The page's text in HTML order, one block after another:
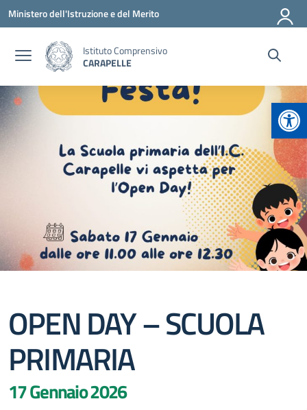
Vai ai contenuti
Vai al menu di navigazione
Vai al footer
Ministero dell'Istruzione e del Merito
Istituto Comprensivo
CARAPELLE
OPEN DAY – SCUOLA
PRIMARIA
17 Gennaio 2026